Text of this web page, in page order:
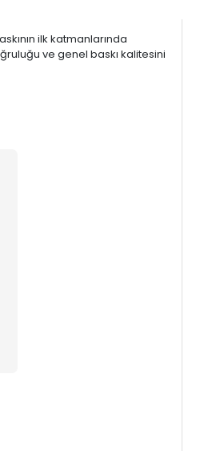
ilk katmanlarında
ve genel baskı kalitesini